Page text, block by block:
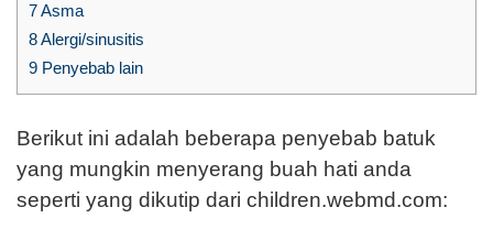
7Asma
8Alergi/sinusitis
9 Penyebab lain
Berikut ini adalah beberapa penyebab batuk
yang mungkin menyerang buah hati anda
seperti yang dikutip dari children.webmd.com: